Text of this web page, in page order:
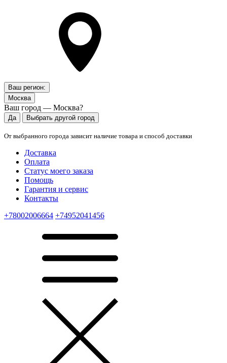
Ваш регион:
Москва
Ваш город — Москва?
Да Выбрать другой город
От выбранного города зависит наличие товара и способ доставки
Доставка
Оплата
Статус моего заказа
Помощь
Гарантия и сервис
Контакты
+78002006664 +74952041456